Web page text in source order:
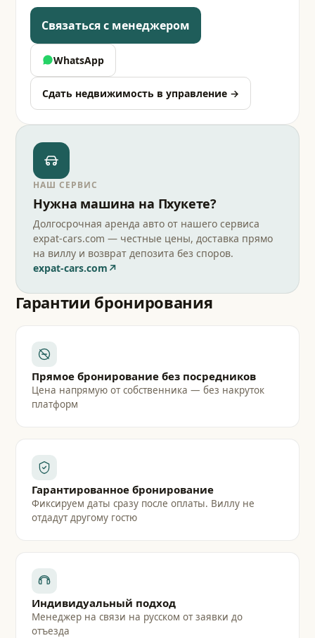
Связаться с менеджером
WhatsApp
Сдать недвижимость в управление →
НАШ СЕРВИС
Нужна машина на Пхукете?
Долгосрочная аренда авто от нашего сервиса
expat-cars.com — честные цены, доставка прямо
на виллу и возврат депозита без споров.
expat-cars.com ↗
Гарантии бронирования
Прямое бронирование без посредников
Цена напрямую от собственника — без накруток
платформ
Гарантированное бронирование
Фиксируем даты сразу после оплаты. Виллу не
отдадут другому гостю
Индивидуальный подход
Менеджер на связи на русском от заявки до
отъезда